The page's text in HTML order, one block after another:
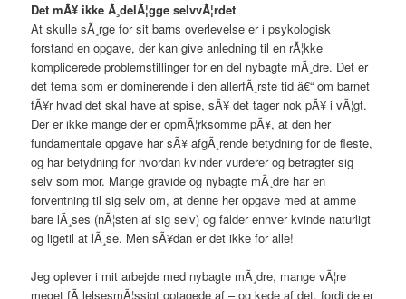
Det mÃ¥ ikke Ã¸delÃ¦gge selvvÃ¦rdet
At skulle sÃ¸rge for sit barns overlevelse er i psykologisk
forstand en opgave, der kan give anledning til en rÃ¦kke
komplicerede problemstillinger for en del nybagte mÃ¸dre. Det er
det tema som er dominerende i den allerfÃ¸rste tid â€“ om barnet
fÃ¥r hvad det skal have at spise, sÃ¥ det tager nok pÃ¥ i vÃ¦gt.
Der er ikke mange der er opmÃ¦rksomme pÃ¥, at den her
fundamentale opgave har sÃ¥ afgÃ¸rende betydning for de fleste,
og har betydning for hvordan kvinder vurderer og betragter sig
selv som mor. Mange gravide og nybagte mÃ¸dre har en
forventning til sig selv om, at denne her opgave med at amme
bare lÃ¸ses (nÃ¦sten af sig selv) og falder enhver kvinde naturligt
og ligetil at lÃ¸se. Men sÃ¥dan er det ikke for alle!
Jeg oplever i mit arbejde med nybagte mÃ¸dre, mange vÃ¦re
meget fÃ¸lelsesmÃ¦ssigt optagede af – og kede af det, fordi de er